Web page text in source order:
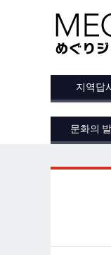
지역답
문화의